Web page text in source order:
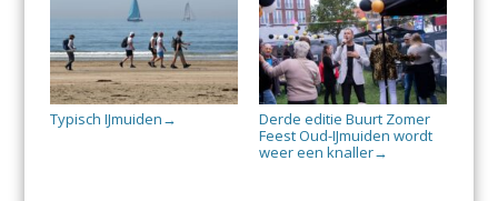
Typisch IJmuiden →
Derde editie Buurt Zomer
Feest Oud-IJmuiden wordt
weer een knaller→